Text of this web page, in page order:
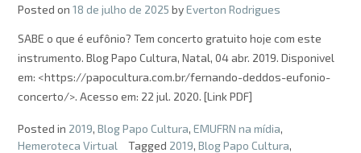
Posted on 18 de julho de 2025 byEverton Rodrigues
SABE o que é eufônio? Tem concerto gratuito hoje com este
instrumento. Blog Papo Cultura, Natal, 04 abr. 2019. Disponivel
em: <https://papocultura.com.br/fernando-deddos-eufonio-
concerto/>. Acesso em: 22 jul. 2020. [Link PDF]
Posted in 2019, Blog Papo Cultura, EMUFRN na mídia,
Hemeroteca Virtual
Tagged 2019, Blog Papo Cultura,